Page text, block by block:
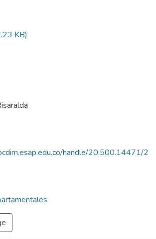
KB)
handle/20.500.14471/2